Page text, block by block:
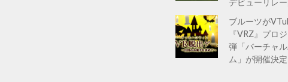
デビューリレ
ブルーツが
『VRZ』プロ
弾「バーチャ
ム」が開催決定